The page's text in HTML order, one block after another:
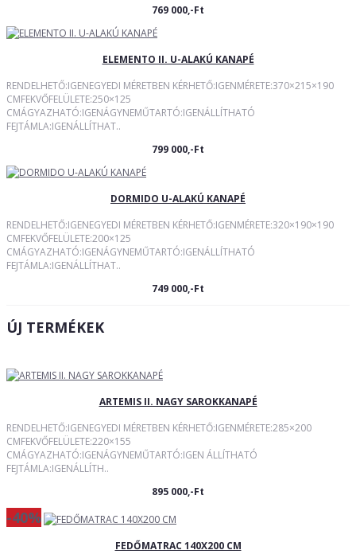
769 000,-Ft
ELEMENTO II. U-ALAKÚ KANAPÉ
RENDELHETŐ:IGENEGYEDI MÉRETBEN KÉRHETŐ:IGENMÉRETE:370×215×190
CMFEKVŐFELÜLETE:250×125
CMÁGYAZHATÓ:IGENÁGYNEMŰTARTÓ:IGENÁLLÍTHATÓ
FEJTÁMLA:IGENÁLLÍTHAT..
799 000,-Ft
DORMIDO U-ALAKÚ KANAPÉ
RENDELHETŐ:IGENEGYEDI MÉRETBEN KÉRHETŐ:IGENMÉRETE:320×190×190
CMFEKVŐFELÜLETE:200×125
CMÁGYAZHATÓ:IGENÁGYNEMŰTARTÓ:IGENÁLLÍTHATÓ
FEJTÁMLA:IGENÁLLÍTHAT..
749 000,-Ft
ÚJ TERMÉKEK
ARTEMIS II. NAGY SAROKKANAPÉ
RENDELHETŐ:IGENEGYEDI MÉRETBEN KÉRHETŐ:IGENMÉRETE:285×200
CMFEKVŐFELÜLETE:220×155
CMÁGYAZHATÓ:IGENÁGYNEMŰTARTÓ:IGEN ÁLLÍTHATÓ
FEJTÁMLA:IGENÁLLÍTH..
895 000,-Ft
-40%
FEDŐMATRAC 140X200 CM